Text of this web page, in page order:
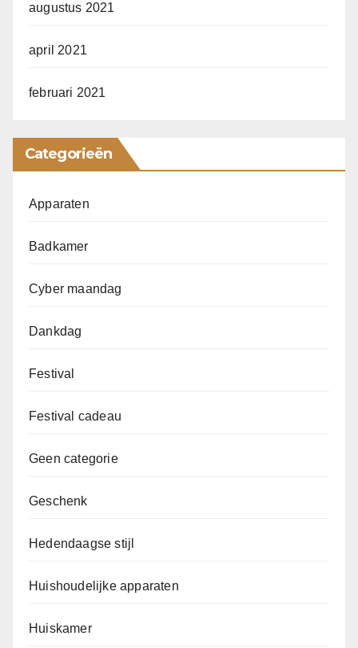
augustus 2021
april 2021
februari 2021
Categorieën
Apparaten
Badkamer
Cyber maandag
Dankdag
Festival
Festival cadeau
Geen categorie
Geschenk
Hedendaagse stijl
Huishoudelijke apparaten
Huiskamer